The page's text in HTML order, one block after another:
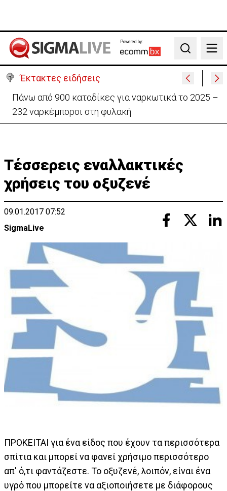
Powered by:
Search
Έκτακτες ειδήσεις
Θέλει να ξαναζωντανέψει την «Corner» o
Προύντζος - «Πληγώνει τις αναμνήσεις»
Τέσσερεις εναλλακτικές
χρήσεις του οξυζενέ
09.01.2017 07:52
SigmaLive
ΠΡΟΚΕΙΤΑΙ για ένα είδος που έχουν τα περισσότερα
σπίτια και μπορεί να φανεί χρήσιμο περισσότερο
απ' ό,τι φαντάζεστε. Το οξυζενέ, λοιπόν, είναι ένα
υγρό που μπορείτε να αξιοποιήσετε με διάφορους